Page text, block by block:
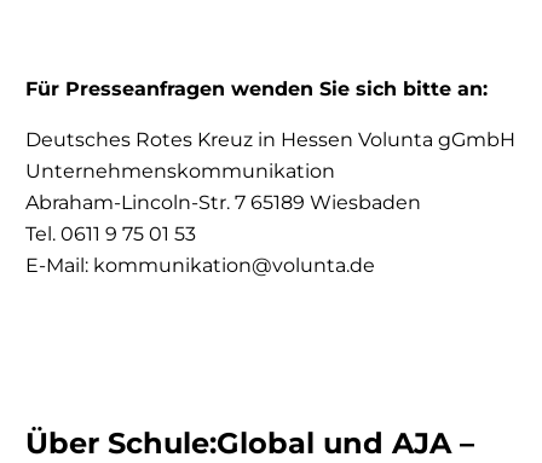
Für Presseanfragen wenden Sie sich bitte an:
Deutsches Rotes Kreuz in Hessen Volunta gGmbH
Unternehmenskommunikation
Abraham-Lincoln-Str. 7 65189 Wiesbaden
Tel. 0611 9 75 01 53
E-Mail: kommunikation@volunta.de
Über Schule:Global und AJA –